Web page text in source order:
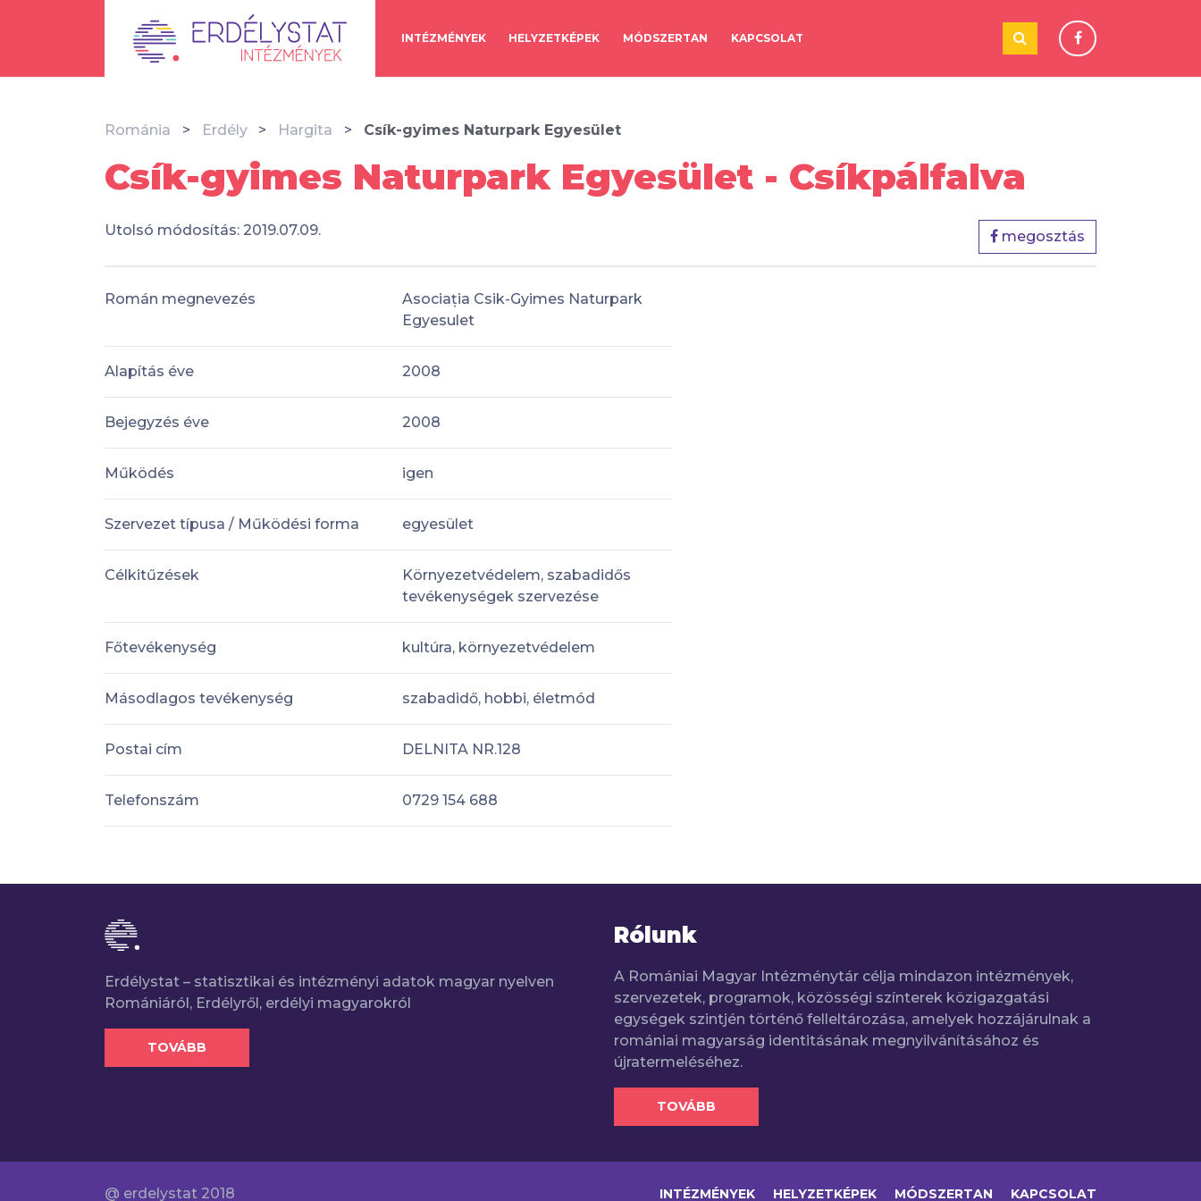
INTÉZMÉNYEK HELYZETKÉPEK MÓDSZERTAN KAPCSOLAT
Románia Erdély Hargita Csík-gyimes Naturpark Egyesület
Csík-gyimes Naturpark Egyesület - Csíkpálfalva
Utolsó módosítás: 2019.07.09. megosztás
Román megnevezés
Asociația Csik-Gyimes Naturpark
Egyesulet
Alapítás éve 2008
Bejegyzés éve 2008
Működés igen
Szervezet típusa / Működési forma egyesület
Célkitűzések
Környezetvédelem, szabadidős
tevékenységek szervezése
Főtevékenység kultúra, környezetvédelem
Másodlagos tevékenység szabadidő, hobbi, életmód
Postai cím DELNITA NR.128
Telefonszám 0729 154 688
Erdélystat – statisztikai és intézményi adatok magyar nyelven
Romániáról, Erdélyről, erdélyi magyarokról
TOVÁBB
Rólunk
A Romániai Magyar Intézménytár célja mindazon intézmények,
szervezetek, programok, közösségi színterek közigazgatási
egységek szintjén történő felleltározása, amelyek hozzájárulnak a
romániai magyarság identitásának megnyilvánításához és
újratermeléséhez.
TOVÁBB
@ erdelystat 2018 INTÉZMÉNYEK HELYZETKÉPEK MÓDSZERTAN KAPCSOLAT